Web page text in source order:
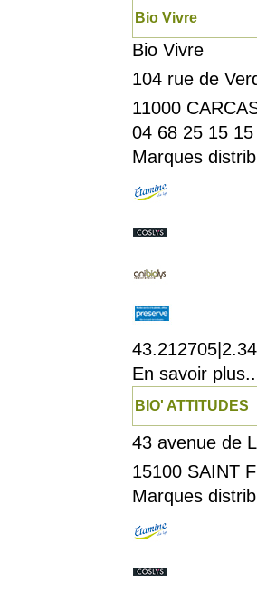
Bio Vivre
Bio Vivre
104 rue de
11000
04 68 25 15 15
Marques
En savoir
BIO' ATTITUDES
43 avenue de
15100 SAINT
Marques